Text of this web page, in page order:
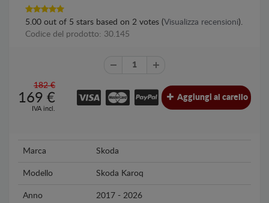
5.00 out of 5 stars based on 2 votes (Visualizza recensioni).
Codice del prodotto: 30.145
182 €
169 €
IVA incl.
Aggiungi al carello
Marca Skoda
Modello Skoda Karoq
Anno 2017 - 2026